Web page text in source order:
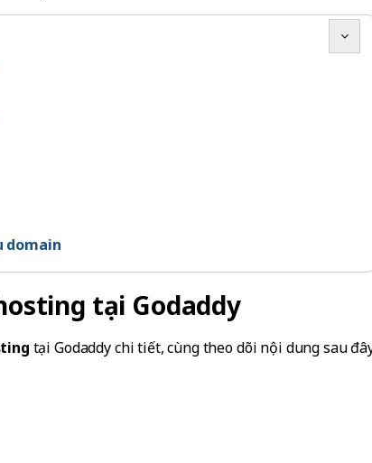
domain
tại Godaddy
tại Godaddy chi tiết, cùng theo dõi nội dung sau